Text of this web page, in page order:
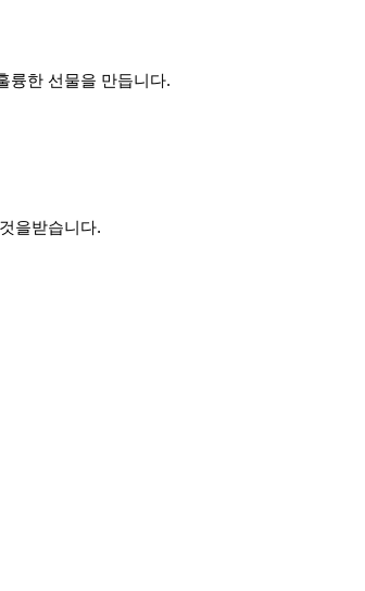
륭한 선물을 만듭니다.
을받습니다.